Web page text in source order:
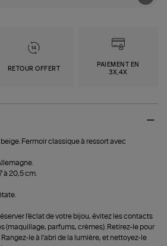
RETOUR OFFERT
PAIEMENT EN
3X,4X
Fermoir classique à ressort avec
à 20,5 cm.
l'éclat de votre bijou, évitez les contacts
(maquillage, parfums, crèmes). Retirez-le pour
le à l'abri de la lumière, et nettoyez-le